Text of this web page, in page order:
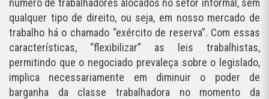
número de trabalhadores alocados no setor informal, sem
qualquer tipo de direito, ou seja, em nosso mercado de
trabalho há o chamado “exército de reserva”. Com essas
características, “flexibilizar” as leis trabalhistas,
permitindo que o negociado prevaleça sobre o legislado,
implica necessariamente em diminuir o poder de
barganha da classe trabalhadora no momento da